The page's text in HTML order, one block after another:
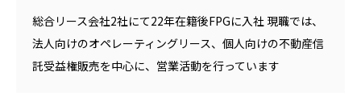
総合リース会社2社にて22年在籍後FPGに入社 現職では、
法人向けのオペレーティングリース、個人向けの不動産信
託受益権販売を中心に、営業活動を行っています